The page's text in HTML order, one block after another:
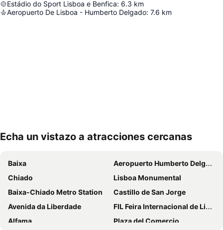
Estádio do Sport Lisboa e Benfica: 6.3 km
Aeropuerto De Lisboa - Humberto Delgado: 7.6 km
Echa un vistazo a atracciones cercanas
Baixa
Aeropuerto Humberto Delgado
Chiado
Lisboa Monumental
Baixa-Chiado Metro Station
Castillo de San Jorge
Avenida da Liberdade
FIL Feira Internacional de Lisboa
Alfama
Plaza del Comercio